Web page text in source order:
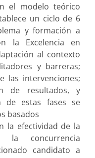
el modelo teórico
un ciclo de 6
y formación a
la Excelencia en
al contexto
y barreras;
las intervenciones;
de resultados, y
de estas fases se
basados
la efectividad de la
la concurrencia
candidato a